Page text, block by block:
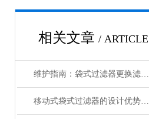
相关文章 / ARTICLE
维护指南：袋式过滤器更换滤袋的步骤解析
移动式袋式过滤器的设计优势、工作原理以及应用场景